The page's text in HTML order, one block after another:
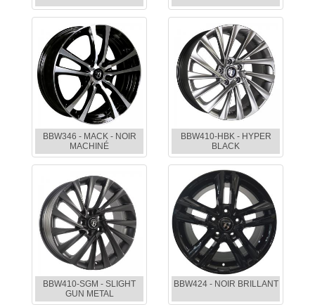
BBW346 - MACK - NOIR
MACHINÉ
BBW410-HBK - HYPER
BLACK
BBW410-SGM - SLIGHT
GUN METAL
BBW424 - NOIR BRILLANT